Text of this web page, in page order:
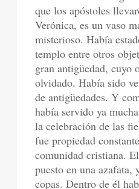
que los apóstoles
Verónica, es un vaso
misterioso. Había
templo entre otros
gran antigüedad, cuyo
olvidado. Había sido
de antigüedades. Y
había servido ya
la celebración de las
fue propiedad
comunidad cristiana.
puesto en una azafata,
copas. Dentro de él